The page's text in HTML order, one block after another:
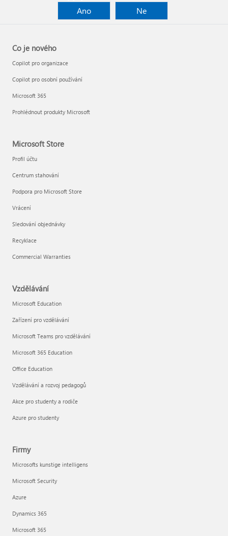
Ano
Ne
Co je nového
Copilot pro organizace
Copilot pro osobní používání
Microsoft 365
Prohlédnout produkty Microsoft
Microsoft Store
Profil účtu
Centrum stahování
Podpora pro Microsoft Store
Vrácení
Sledování objednávky
Recyklace
Commercial Warranties
Vzdělávání
Microsoft Education
Zařízení pro vzdělávání
Microsoft Teams pro vzdělávání
Microsoft 365 Education
Office Education
Vzdělávání a rozvoj pedagogů
Akce pro studenty a rodiče
Azure pro studenty
Firmy
Microsofts kunstige intelligens
Microsoft Security
Azure
Dynamics 365
Microsoft 365